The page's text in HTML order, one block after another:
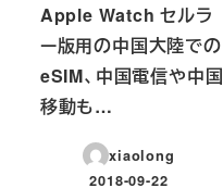
Apple Watch セルラ
ー版用の中国大陸での
eSIM、中国電信や中国
移動も…
xiaolong
2018-09-22